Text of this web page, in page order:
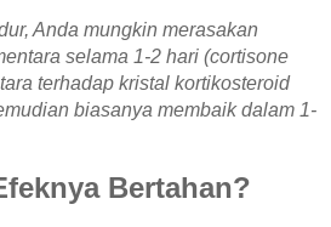
Anda mungkin merasakan
selama 1-2 hari (cortisone
terhadap kristal kortikosteroid
biasanya membaik dalam 1-
Bertahan?